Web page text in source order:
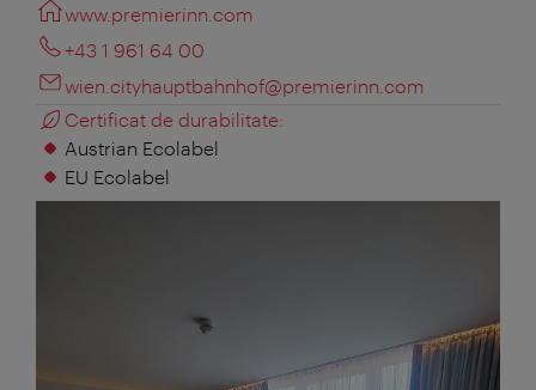
www.premierinn.com
+43 1 961 64 00
wien.cityhauptbahnhof@premierinn.com
Certificat de durabilitate:
Austrian Ecolabel
EU Ecolabel